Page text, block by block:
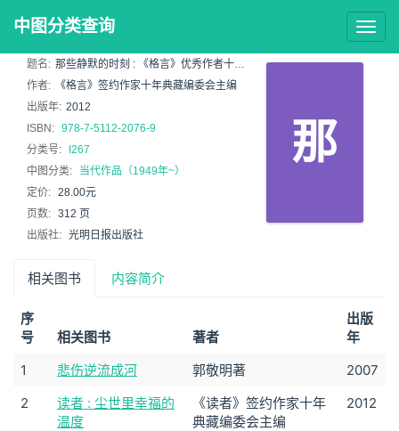
中图分类查询
那
题名: 那些静默的时刻 : 《格言》优秀作者十年珍藏版
作者:
《格言》签约作家十年典藏编委会主编
出版年: 2012
ISBN: 978-7-5112-2076-9
分类号:
I267
中图分类:
当代作品（1949年~）
定价: 28.00元
页数: 312 页
出版社: 光明日报出版社
相关图书 内容简介
序
号
相关图书 著者
出版
年
1
悲伤逆流成河 郭敬明著
2007
2
读者 : 尘世里幸福的
温度
《读者》签约作家十年
典藏编委会主编
2012